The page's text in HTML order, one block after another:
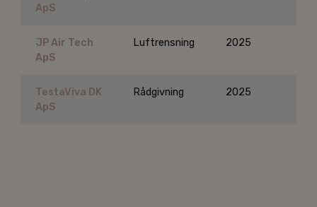
ApS
JP Air Tech
ApS
Luftrensning 2025
TestaViva DK
ApS
Rådgivning 2025